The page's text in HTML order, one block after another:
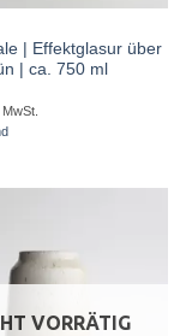
| Effektglasur über
| ca. 750 ml
VORRÄTIG